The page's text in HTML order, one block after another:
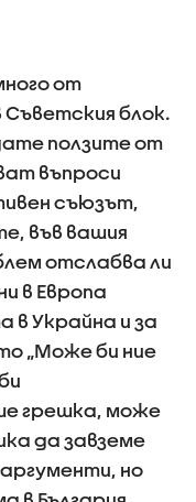
от
блок.
ползите от
въпроси
съюзът,
във вашия
отслабва ли
в Европа
в Украйна и за
„Може би ние
грешка, може
да завземе
аргументи, но